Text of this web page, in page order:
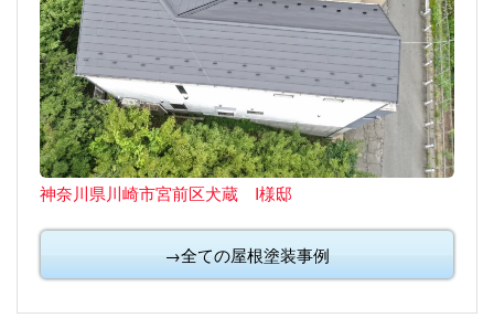
神奈川県川崎市宮前区犬蔵 I様邸
→全ての屋根塗装事例